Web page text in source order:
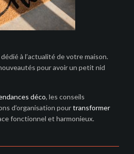
à l’actualité de votre maison.
pour avoir un petit nid
déco, les conseils
d’organisation pourtransformer
fonctionnel et harmonieux.